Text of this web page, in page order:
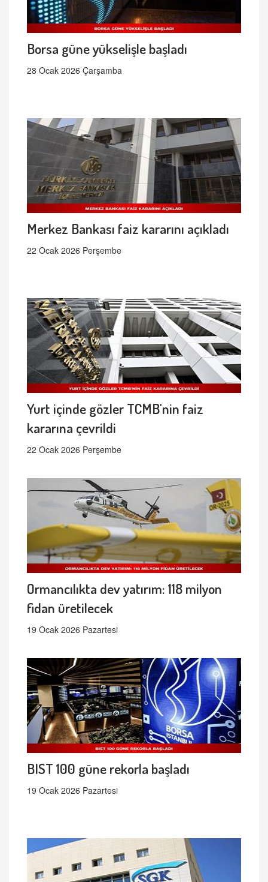
Borsa güne yükselişle başladı
28 Ocak 2026 Çarşamba
Merkez Bankası faiz kararını açıkladı
22 Ocak 2026 Perşembe
Yurt içinde gözler TCMB'nin faiz
kararına çevrildi
22 Ocak 2026 Perşembe
Ormancılıkta dev yatırım: 118 milyon
fidan üretilecek
19 Ocak 2026 Pazartesi
BIST 100 güne rekorla başladı
19 Ocak 2026 Pazartesi